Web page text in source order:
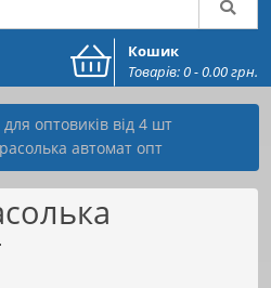
Кошик
Товарів: 0 - 0.00 грн.
для оптовиків від 4 шт
автомат опт